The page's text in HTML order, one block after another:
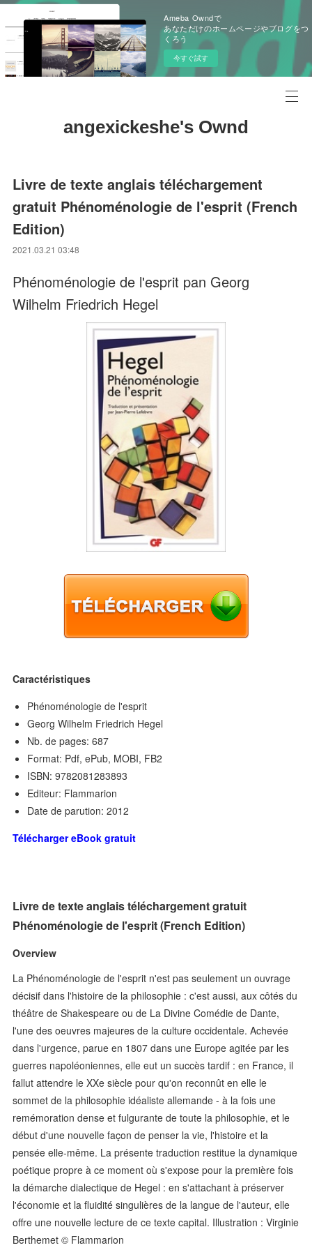
Ameba Owndで
あなただけのホームページやブログをつ
くろう
今すぐ試す
angexickeshe's Ownd
Livre de texte anglais téléchargement
gratuit Phénoménologie de l'esprit (French
Edition)
2021.03.21 03:48
Phénoménologie de l'esprit pan Georg
Wilhelm Friedrich Hegel
Caractéristiques
Phénoménologie de l'esprit
Georg Wilhelm Friedrich Hegel
Nb. de pages: 687
Format: Pdf, ePub, MOBI, FB2
ISBN: 9782081283893
Editeur: Flammarion
Date de parution: 2012
Télécharger eBook gratuit
Livre de texte anglais téléchargement gratuit
Phénoménologie de l'esprit (French Edition)
Overview
La Phénoménologie de l'esprit n'est pas seulement un ouvrage
décisif dans l'histoire de la philosophie : c'est aussi, aux côtés du
théâtre de Shakespeare ou de La Divine Comédie de Dante,
l'une des oeuvres majeures de la culture occidentale. Achevée
dans l'urgence, parue en 1807 dans une Europe agitée par les
guerres napoléoniennes, elle eut un succès tardif : en France, il
fallut attendre le XXe siècle pour qu'on reconnût en elle le
sommet de la philosophie idéaliste allemande - à la fois une
remémoration dense et fulgurante de toute la philosophie, et le
début d'une nouvelle façon de penser la vie, l'histoire et la
pensée elle-même. La présente traduction restitue la dynamique
poétique propre à ce moment où s'expose pour la première fois
la démarche dialectique de Hegel : en s'attachant à préserver
l'économie et la fluidité singulières de la langue de l'auteur, elle
offre une nouvelle lecture de ce texte capital. Illustration : Virginie
Berthemet © Flammarion